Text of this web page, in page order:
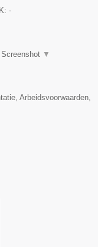
-
Screenshot ▼
Arbeidsvoorwaarden,